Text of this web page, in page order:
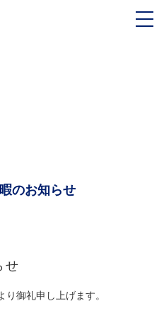
のお知らせ
せ
御礼申し上げます。